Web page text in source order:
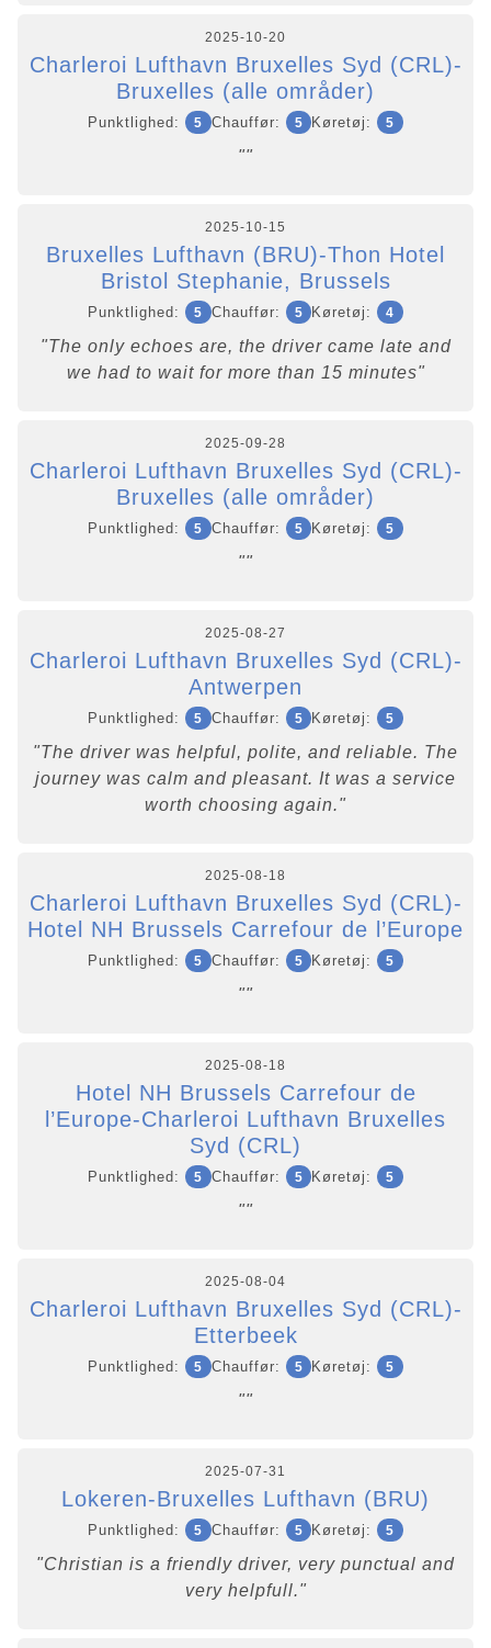
2025-10-20
Charleroi Lufthavn Bruxelles Syd (CRL)-
Bruxelles (alle områder)
Punktlighed: 5 Chauffør: 5 Køretøj: 5
""
2025-10-15
Bruxelles Lufthavn (BRU)-Thon Hotel
Bristol Stephanie, Brussels
Punktlighed: 5 Chauffør: 5 Køretøj: 4
"The only echoes are, the driver came late and
we had to wait for more than 15 minutes"
2025-09-28
Charleroi Lufthavn Bruxelles Syd (CRL)-
Bruxelles (alle områder)
Punktlighed: 5 Chauffør: 5 Køretøj: 5
""
2025-08-27
Charleroi Lufthavn Bruxelles Syd (CRL)-
Antwerpen
Punktlighed: 5 Chauffør: 5 Køretøj: 5
"The driver was helpful, polite, and reliable. The
journey was calm and pleasant. It was a service
worth choosing again."
2025-08-18
Charleroi Lufthavn Bruxelles Syd (CRL)-
Hotel NH Brussels Carrefour de l’Europe
Punktlighed: 5 Chauffør: 5 Køretøj: 5
""
2025-08-18
Hotel NH Brussels Carrefour de
l’Europe-Charleroi Lufthavn Bruxelles
Syd (CRL)
Punktlighed: 5 Chauffør: 5 Køretøj: 5
""
2025-08-04
Charleroi Lufthavn Bruxelles Syd (CRL)-
Etterbeek
Punktlighed: 5 Chauffør: 5 Køretøj: 5
""
2025-07-31
Lokeren-Bruxelles Lufthavn (BRU)
Punktlighed: 5 Chauffør: 5 Køretøj: 5
"Christian is a friendly driver, very punctual and
very helpfull."